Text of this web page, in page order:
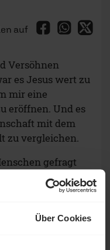
Über Cookies
auf
Versöhnen
es Jesus wert zu
mir eine
eröffnen. Und es
mit dem
zu vergleichen.
gefragt
oder nicht. Er